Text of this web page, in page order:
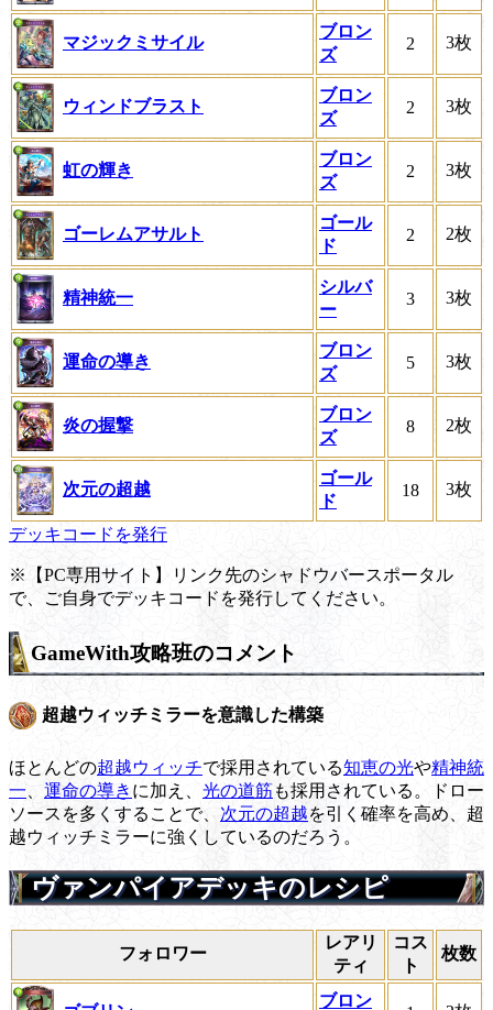
マジックミサイル
ブロン
ズ
2 3枚
ウィンドブラスト
ブロン
ズ
2 3枚
虹の輝き
ブロン
ズ
2 3枚
ゴーレムアサルト
ゴール
ド
2 2枚
精神統一
シルバ
ー
3 3枚
運命の導き
ブロン
ズ
5 3枚
炎の握撃
ブロン
ズ
8 2枚
次元の超越
ゴール
ド
18 3枚
デッキコードを発行
※【PC専用サイト】リンク先のシャドウバースポータル
で、ご自身でデッキコードを発行してください。
GameWith攻略班のコメント
超越ウィッチミラーを意識した構築
ほとんどの超越ウィッチで採用されている知恵の光や精神統
一、 運命の導き に加え、 光の道筋も採用されている。ドロー
ソースを多くすることで、 次元の超越を引く確率を高め、超
越ウィッチミラーに強くしているのだろう。
ヴァンパイアデッキのレシピ
フォロワー
レアリ
ティ
コス
ト
枚数
ブロン